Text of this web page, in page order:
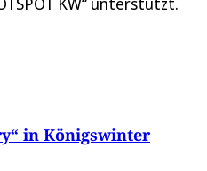
in Königswinter